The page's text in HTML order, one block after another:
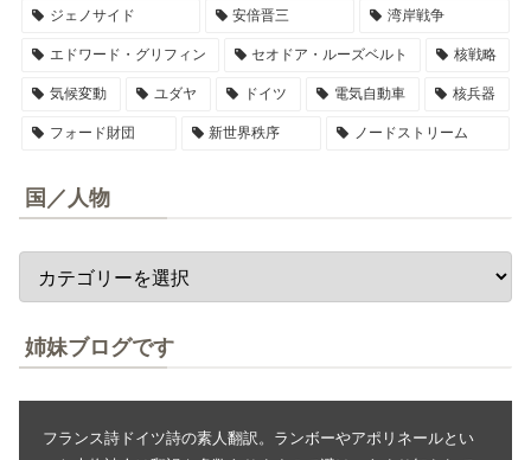
ジェノサイド 安倍晋三 湾岸戦争
エドワード・グリフィン セオドア・ルーズベルト 核戦略
気候変動 ユダヤ ドイツ 電気自動車 核兵器
フォード財団 新世界秩序 ノードストリーム
国／人物
姉妹ブログです
フランス詩ドイツ詩の素人翻訳。ランボーやアポリネールとい